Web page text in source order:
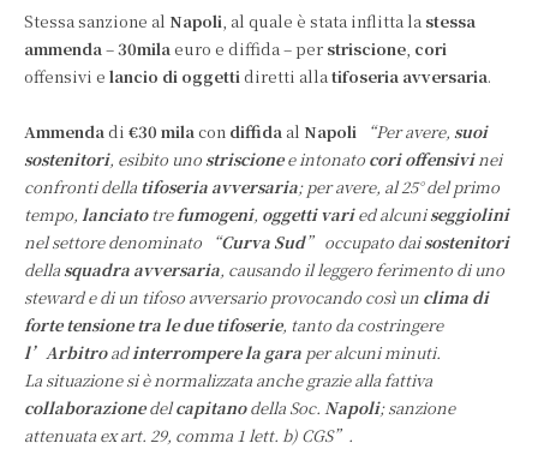
Stessa sanzione al Napoli, al quale è stata inflitta la stessa
ammenda–30milaeuro e diffida – per striscione, cori
offensivi e lancio di oggettidiretti allatifoseria avversaria.
Ammendadi €30 milacon diffida al Napoli “Per avere, suoi
sostenitori, esibito unostriscionee intonato cori offensivinei
confronti della tifoseria avversaria; per avere, al 25° del primo
tempo, lanciatotrefumogeni, oggetti varied alcuniseggiolini
nel settore denominato “Curva Sud” occupato daisostenitori
dellasquadra avversaria, causando il leggero ferimento di uno
steward e di un tifoso avversario provocando così un clima di
forte tensione tra le due tifoserie, tanto da costringere
l’Arbitroadinterrompere la gara per alcuni minuti.
La situazione si è normalizzata anche grazie alla fattiva
collaborazionedelcapitanodella Soc. Napoli; sanzione
attenuata ex art. 29, comma 1 lett. b) CGS”.